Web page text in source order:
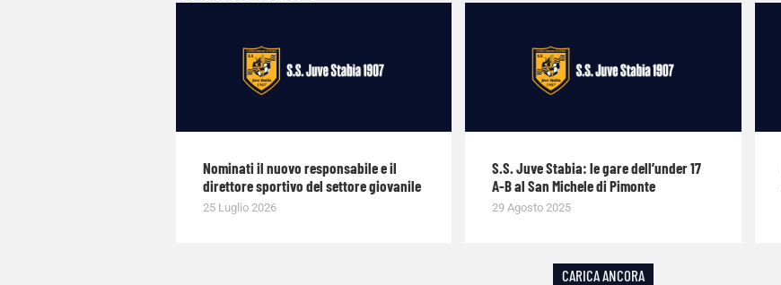
Nominati il nuovo responsabile e il
direttore sportivo del settore giovanile
25 Luglio 2026
S.S. Juve Stabia: le gare dell’under 17
A-B al San Michele di Pimonte
29 Agosto 2025
CARICA ANCORA